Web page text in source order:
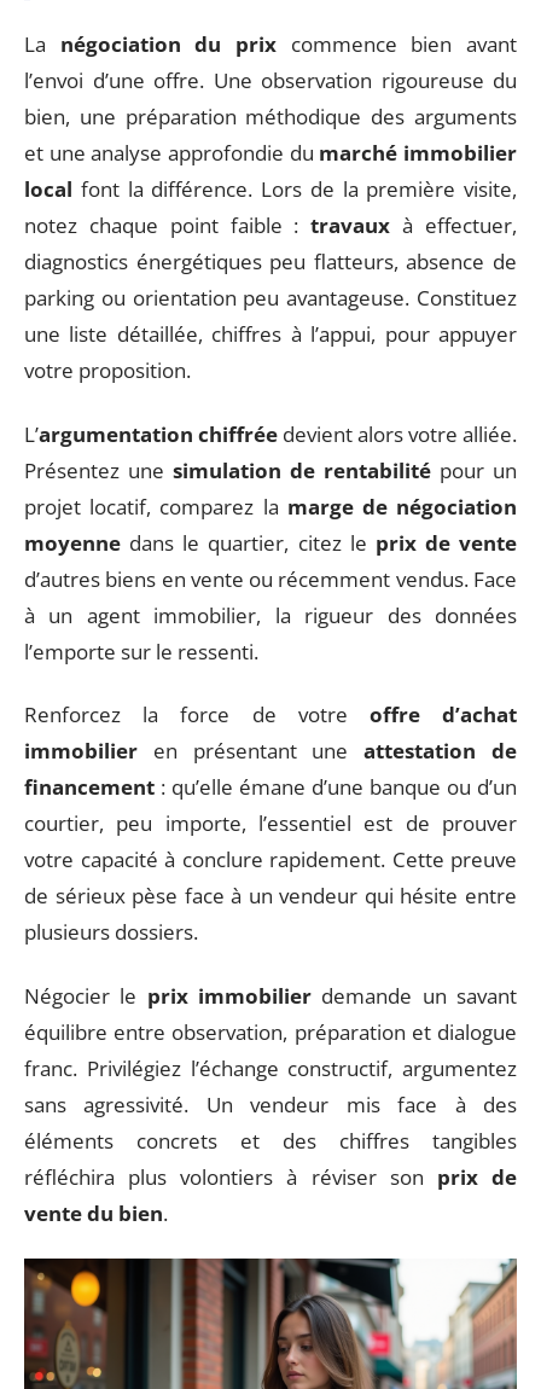
La négociation du prix commence bien avant
l’envoi d’une offre. Une observation rigoureuse du
bien, une préparation méthodique des arguments
et une analyse approfondie du marché immobilier
local font la différence. Lors de la première visite,
notez chaque point faible :travaux à effectuer,
diagnostics énergétiques peu flatteurs, absence de
parking ou orientation peu avantageuse. Constituez
une liste détaillée, chiffres à l’appui, pour appuyer
votre proposition.
L’argumentation chiffrée devient alors votre alliée.
Présentez une simulation de rentabilité pour un
projet locatif, comparez la marge de négociation
moyenne dans le quartier, citez le prix de vente
d’autres biens en vente ou récemment vendus. Face
à un agent immobilier, la rigueur des données
l’emporte sur le ressenti.
Renforcez la force de votre offre d’achat
immobilier en présentant uneattestation de
financement : qu’elle émane d’une banque ou d’un
courtier, peu importe, l’essentiel est de prouver
votre capacité à conclure rapidement. Cette preuve
de sérieux pèse face à un vendeur qui hésite entre
plusieurs dossiers.
Négocier le prix immobilier demande un savant
équilibre entre observation, préparation et dialogue
franc. Privilégiez l’échange constructif, argumentez
sans agressivité. Un vendeur mis face à des
éléments concrets et des chiffres tangibles
réfléchira plus volontiers à réviser son prix de
vente du bien.